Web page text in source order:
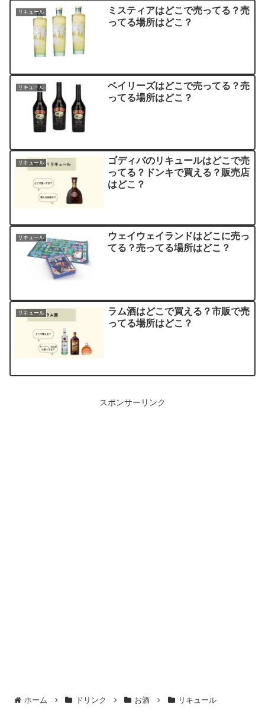
リキュール
ミスティアはどこで売ってる？売
ってる場所はどこ？
リキュール
ベイリーズはどこで売ってる？売
ってる場所はどこ？
リキュール
ゴディバのリキュールはどこで売
ってる？ドンキで買える？販売店
はどこ？
リキュール
ウェイウェイランドはどこに売っ
てる？売ってる場所はどこ？
リキュール
ラム酒はどこで買える？市販で売
ってる場所はどこ？
スポンサーリンク
ホーム ドリンク お酒 リキュール